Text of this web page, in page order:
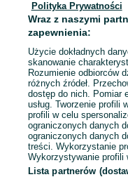
Polityka Prywatności
Wraz z naszymi
zapewnienia:
Użycie dokładnych
skanowanie
Rozumienie odbiorców
różnych źródeł.
dostęp do nich. Pomiar
usług. Tworzenie profili
profili w celu
ograniczonych danych
ograniczonych danych
treści. Wykorzystanie
Wykorzystywanie profili
Lista partnerów